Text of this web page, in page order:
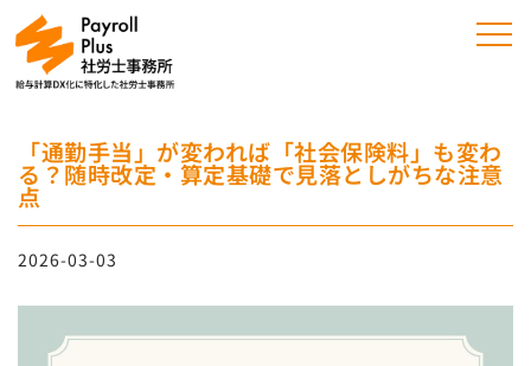
「通勤手当」が変われば「社会保険料」も変わ
る？随時改定・算定基礎で見落としがちな注意
点
2026-03-03